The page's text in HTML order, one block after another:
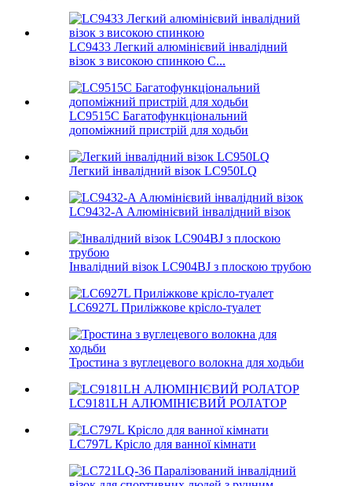
LC9433 Легкий алюмінієвий інвалідний
візок з високою спинкою C...
LC9515C Багатофункціональний
допоміжний пристрій для ходьби
Легкий інвалідний візок LC950LQ
LC9432-A Алюмінієвий інвалідний візок
Інвалідний візок LC904BJ з плоскою трубою
LC6927L Приліжкове крісло-туалет
Тростина з вуглецевого волокна для ходьби
LC9181LH АЛЮМІНІЄВИЙ РОЛАТОР
LC797L Крісло для ванної кімнати